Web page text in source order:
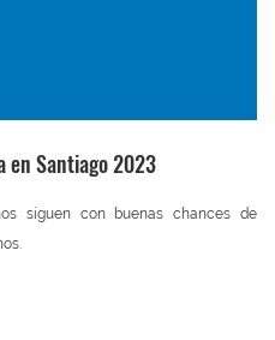
en Santiago 2023
siguen con buenas chances de